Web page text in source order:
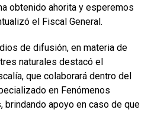
obtenido ahorita y esperemos
el Fiscal General.
de difusión, en materia de
naturales destacó el
que colaborará dentro del
en Fenómenos
brindando apoyo en caso de que